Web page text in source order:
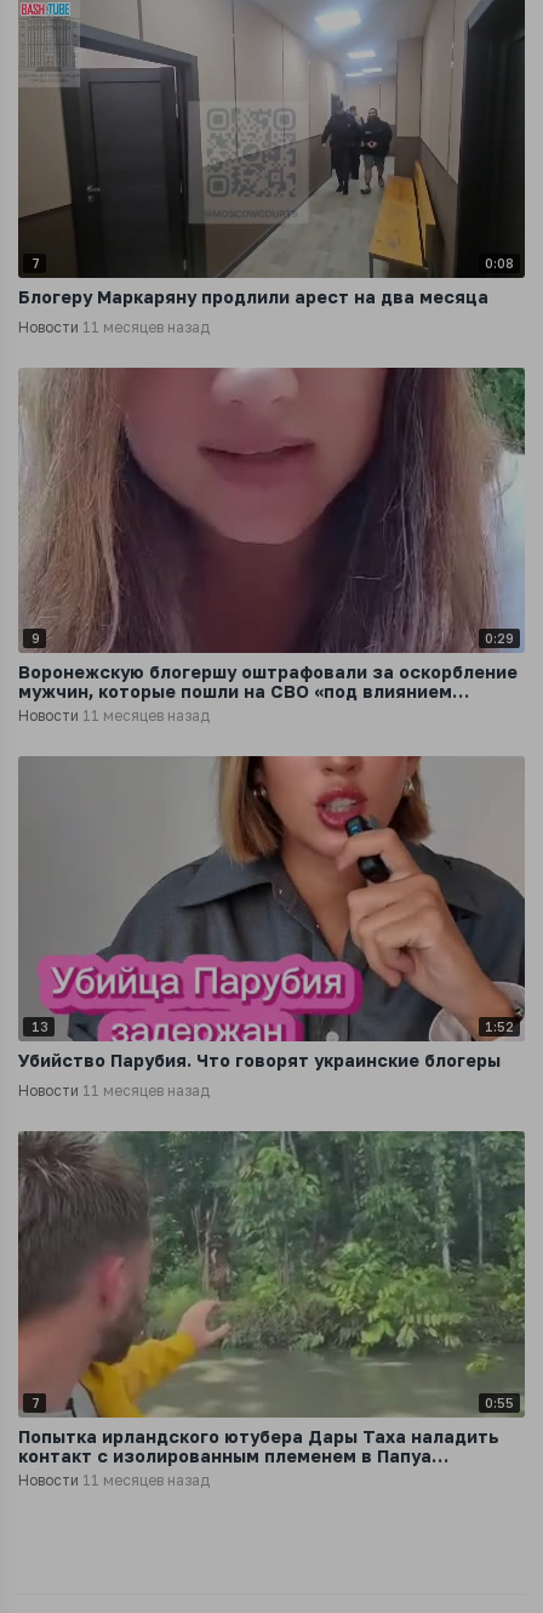
7 0:08
Блогеру Маркаряну продлили арест на два месяца
Новости 11 месяцев назад
9 0:29
Воронежскую блогершу оштрафовали за оскорбление
мужчин, которые пошли на СВО «под влиянием
женщин»
Новости 11 месяцев назад
13 1:52
Убийство Парубия. Что говорят украинские блогеры
Новости 11 месяцев назад
7 0:55
Попытка ирландского ютубера Дары Таха наладить
контакт с изолированным племенем в Папуа
обернулась конфликтом
Новости 11 месяцев назад